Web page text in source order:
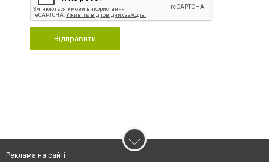
Відправити
Реклама на сайті